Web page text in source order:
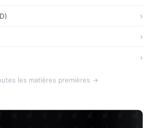
les matières premières →